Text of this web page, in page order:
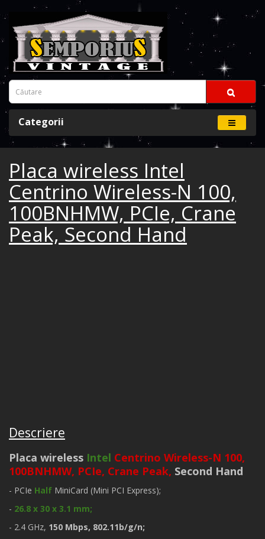
Categorii
Placa wireless Intel
Centrino Wireless-N 100,
100BNHMW, PCIe, Crane
Peak, Second Hand
Descriere
Placa wireless Intel Centrino Wireless-N 100,
100BNHMW, PCIe, Crane Peak, Second Hand
- PCIe Half MiniCard (Mini PCI Express);
- 26.8 x 30 x 3.1 mm;
- 2.4 GHz, 150 Mbps, 802.11b/g/n;